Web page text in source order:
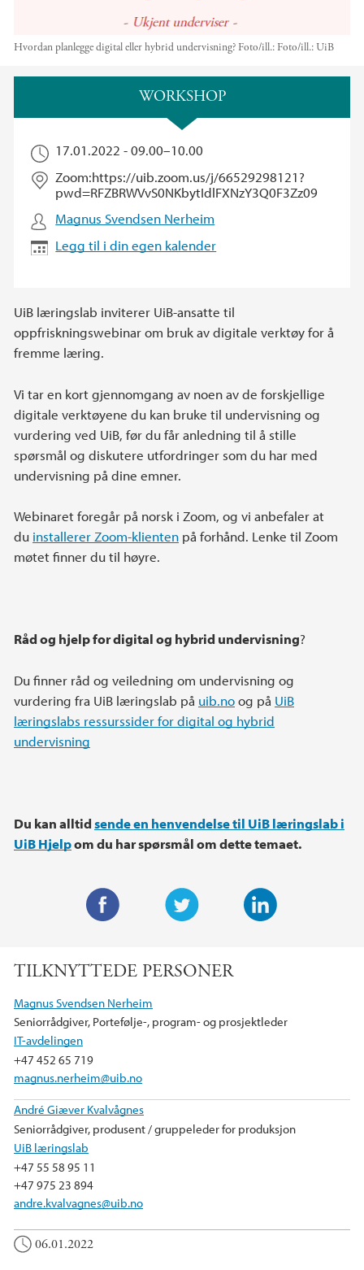
Hvordan planlegge digital eller hybrid undervisning? Foto/ill.: Foto/ill.: UiB
WORKSHOP
17.01.2022 -09.00–10.00
Zoom:https://uib.zoom.us/j/66529298121?
pwd=RFZBRWVvS0NKbytIdlFXNzY3Q0F3Zz09
Magnus Svendsen Nerheim
Legg til i din egen kalender
UiB læringslab inviterer UiB-ansatte til
oppfriskningswebinar om bruk av digitale verktøy for å
fremme læring.
Vi tar en kort gjennomgang av noen av de forskjellige
digitale verktøyene du kan bruke til undervisning og
vurdering ved UiB, før du får anledning til å stille
spørsmål og diskutere utfordringer som du har med
undervisning på dine emner.
Webinaret foregår på norsk i Zoom, og vi anbefaler at
du installerer Zoom-klienten på forhånd. Lenke til Zoom
møtet finner du til høyre.
Råd og hjelp for digital og hybrid undervisning?
Du finner råd og veiledning om undervisning og
vurdering fra UiB læringslab på uib.noog på UiB
læringslabs ressurssider for digital og hybrid
undervisning
Du kan alltidsende en henvendelse til UiB læringslab i
UiB Hjelpom du har spørsmål om dette temaet.
i
e
e
b
o
k
TILKNYTTEDE PERSONER
Magnus Svendsen Nerheim
Seniorrådgiver, Portefølje-, program- og prosjektleder
IT-avdelingen
+47 452 65 719
magnus.nerheim@uib.no
André Giæver Kvalvågnes
Seniorrådgiver, produsent / gruppeleder for produksjon
UiB læringslab
+47 55 58 95 11
+47 975 23 894
andre.kvalvagnes@uib.no
06.01.2022